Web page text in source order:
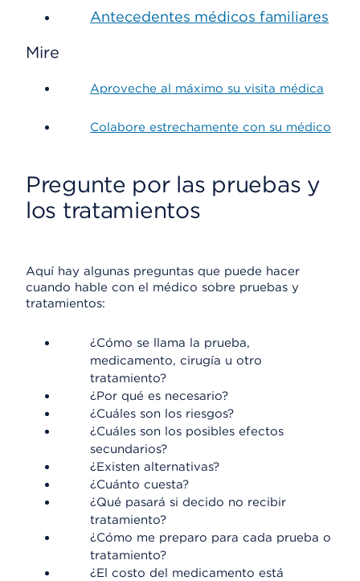
Antecedentes médicos familiares
Mire
Aproveche al máximo su visita médica
Colabore estrechamente con su médico
Pregunte por las pruebas y
los tratamientos
Aquí hay algunas preguntas que puede hacer
cuando hable con el médico sobre pruebas y
tratamientos:
¿Cómo se llama la prueba,
medicamento, cirugía u otro
tratamiento?
¿Por qué es necesario?
¿Cuáles son los riesgos?
¿Cuáles son los posibles efectos
secundarios?
¿Existen alternativas?
¿Cuánto cuesta?
¿Qué pasará si decido no recibir
tratamiento?
¿Cómo me preparo para cada prueba o
tratamiento?
¿El costo del medicamento está